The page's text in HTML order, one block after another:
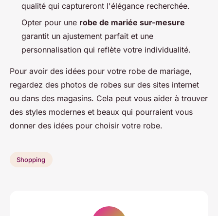
qualité qui captureront l'élégance recherchée.
Opter pour une robe de mariée sur-mesure
garantit un ajustement parfait et une
personnalisation qui reflète votre individualité.
Pour avoir des idées pour votre robe de mariage,
regardez des photos de robes sur des sites internet
ou dans des magasins. Cela peut vous aider à trouver
des styles modernes et beaux qui pourraient vous
donner des idées pour choisir votre robe.
Shopping